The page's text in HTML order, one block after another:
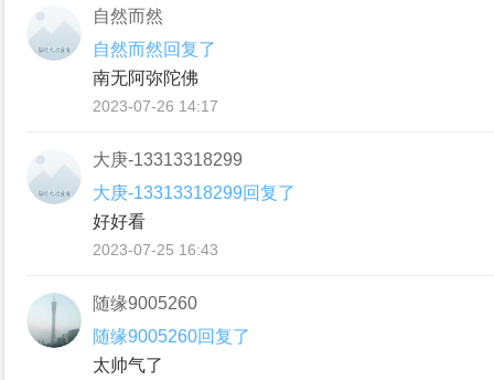
自然而然
自然而然回复了
南无阿弥陀佛
2023-07-26 14:17
大庚-13313318299
大庚-13313318299回复了
好好看
2023-07-25 16:43
随缘9005260
随缘9005260回复了
太帅气了